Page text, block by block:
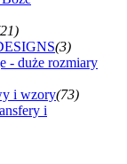
(3)
- duże rozmiary
i wzory(73)
i